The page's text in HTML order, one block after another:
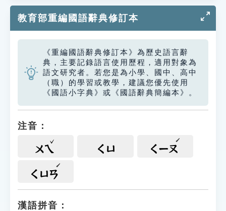
教育部重編國語辭典修訂本
《重編國語辭典修訂本》為歷史語言辭
典，主要記錄語言使用歷程，適用對象為
語文研究者。若您是為小學、國中、高中
（職）的學習或教學，建議您優先使用
《國語小字典》或《國語辭典簡編本》。
注音：
ㄨㄟ ㄑㄩ ㄑㄧㄡ
ㄑㄩㄢ
漢語拼音：